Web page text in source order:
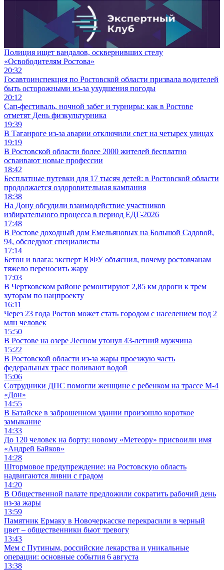
Полиция ищет вандалов, осквернивших стелу
«Освободителям Ростова»
20:32
Госавтоинспекция по Ростовской области призвала водителей
быть осторожными из-за ухудшения погоды
20:12
Сап-фестиваль, ночной забег и турниры: как в Ростове
отметят День физкультурника
19:39
В Таганроге из-за аварии отключили свет на четырех улицах
19:19
В Ростовской области более 2000 жителей бесплатно
осваивают новые профессии
18:42
Бесплатные путевки для 17 тысяч детей: в Ростовской области
продолжается оздоровительная кампания
18:38
На Дону обсудили взаимодействие участников
избирательного процесса в период ЕДГ-2026
17:48
В Ростове доходный дом Емельяновых на Большой Садовой,
94, обследуют специалисты
17:14
Бетон и влага: эксперт ЮФУ объяснил, почему ростовчанам
тяжело переносить жару
17:03
В Чертковском районе ремонтируют 2,85 км дороги к трем
хуторам по нацпроекту
16:11
Через 23 года Ростов может стать городом с населением под 2
млн человек
15:50
В Ростове на озере Лесном утонул 43-летний мужчина
15:22
В Ростовской области из-за жары проезжую часть
федеральных трасс поливают водой
15:06
Сотрудники ДПС помогли женщине с ребенком на трассе М-4
«Дон»
14:55
В Батайске в заброшенном здании произошло короткое
замыкание
14:33
До 120 человек на борту: новому «Метеору» присвоили имя
«Андрей Байков»
14:28
Штормовое предупреждение: на Ростовскую область
надвигаются ливни с градом
14:20
В Общественной палате предложили сократить рабочий день
из-за жары
13:59
Памятник Ермаку в Новочеркасске перекрасили в черный
цвет – общественники бьют тревогу
13:43
Мем с Путиным, российские лекарства и уникальные
операции: основные события 6 августа
13:38